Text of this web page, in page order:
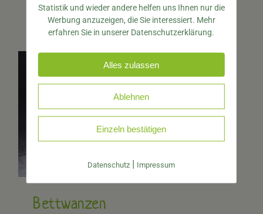
Rolle der Aasbeseitung. [...]
Bettwanzen
Statistik und wieder andere helfen uns Ihnen nur die
Werbung anzuzeigen, die Sie interessiert. Mehr
erfahren Sie in unserer Datenschutzerklärung.
Alles zulassen
Ablehnen
Einzeln bestätigen
Datenschutz | Impressum